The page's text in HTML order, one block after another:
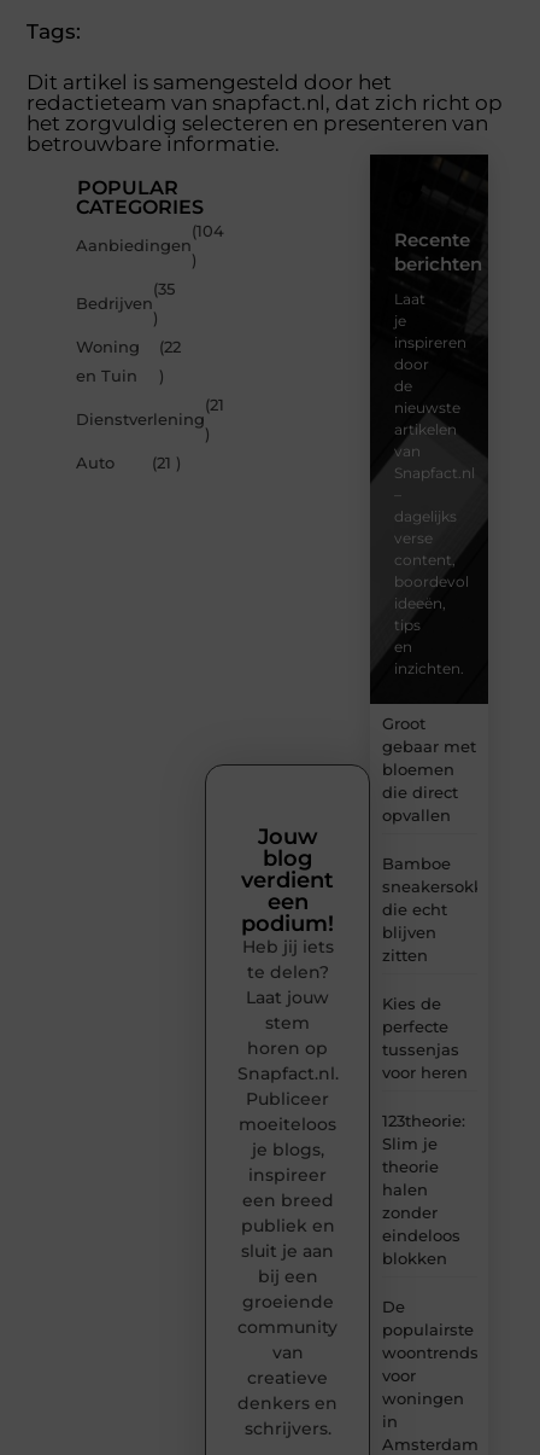
Tags:
Dit artikel is samengesteld door het
redactieteam van snapfact.nl, dat zich richt op
het zorgvuldig selecteren en presenteren van
betrouwbare informatie.
POPULAR
CATEGORIES
Aanbiedingen
(104
)
Bedrijven
(35
)
Woning
en Tuin
(22
)
Dienstverlening
(21
)
Auto
(21 )
Recente
berichten
Laat
je
inspireren
door
de
nieuwste
artikelen
van
Snapfact.nl
–
dagelijks
verse
content,
boordevol
ideeën,
tips
en
inzichten.
Groot
gebaar met
bloemen
die direct
opvallen
Bamboe
sneakersokken
die echt
blijven
zitten
Kies de
perfecte
tussenjas
voor heren
123theorie:
Slim je
theorie
halen
zonder
eindeloos
blokken
De
populairste
woontrends
voor
woningen
in
Amsterdam
Jouw
blog
verdient
een
podium!
Heb jij iets
te delen?
Laat jouw
stem
horen op
Snapfact.nl.
Publiceer
moeiteloos
je blogs,
inspireer
een breed
publiek en
sluit je aan
bij een
groeiende
community
van
creatieve
denkers en
schrijvers.